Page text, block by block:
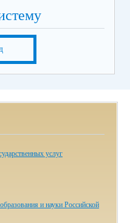
услуг
и науки Российской